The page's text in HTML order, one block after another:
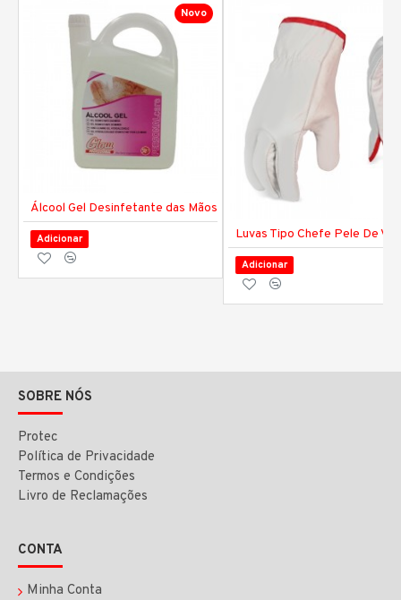
Novo
Álcool Gel Desinfetante das Mãos
Adicionar Luvas Tipo Chefe Pele De
Adicionar
SOBRE NÓS
Protec
Política de Privacidade
Termos e Condições
Livro de Reclamações
CONTA
Minha Conta